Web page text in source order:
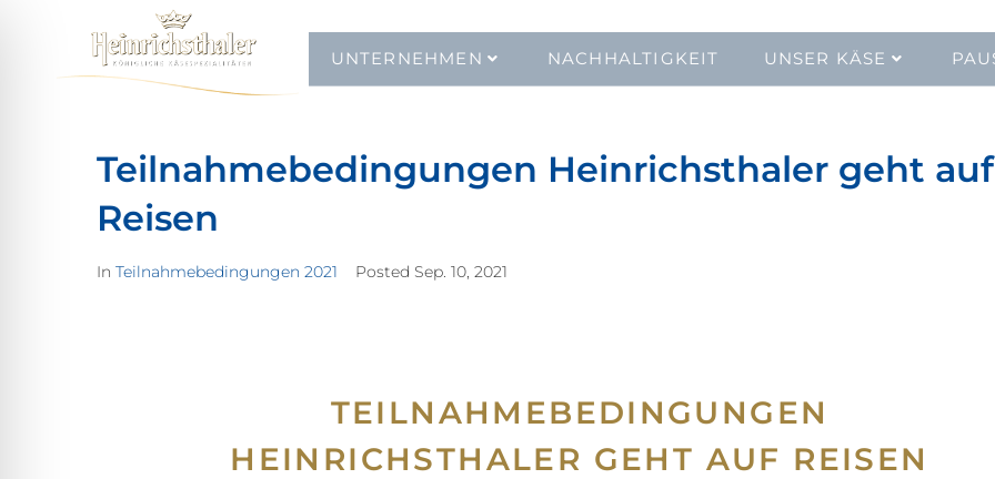
UNTERNEHMEN
NACHHALTIGKEIT UNSER KÄSE
Teilnahmebedingungen Heinrichsthaler geht auf
Reisen
In Teilnahmebedingungen 2021 Posted Sep. 10, 2021
TEILNAHMEBEDINGUNGEN
HEINRICHSTHALER GEHT AUF REISEN